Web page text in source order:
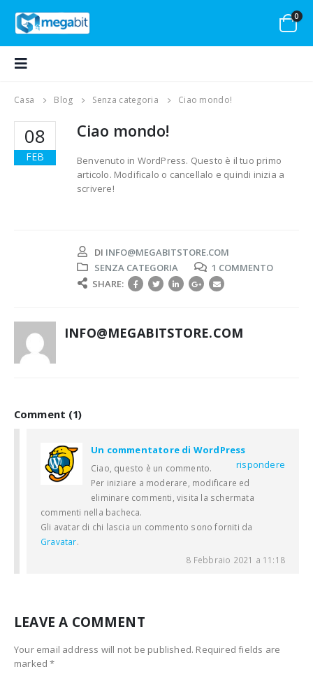
0
Casa Blog Senza categoria Ciao mondo!
08
FEB
Ciao mondo!
Benvenuto in WordPress. Questo è il tuo primo
articolo. Modificalo o cancellalo e quindi inizia a
scrivere!
DI INFO@MEGABITSTORE.COM
SENZA CATEGORIA
1 COMMENTO
SHARE:
INFO@MEGABITSTORE.COM
Comment (1)
Un commentatore di WordPress
rispondere
Ciao, questo è un commento.
Per iniziare a moderare, modificare ed
eliminare commenti, visita la schermata
commenti nella bacheca.
Gli avatar di chi lascia un commento sono forniti da
Gravatar.
8 Febbraio 2021 a 11:18
LEAVE A COMMENT
Your email address will not be published. Required fields are
marked *